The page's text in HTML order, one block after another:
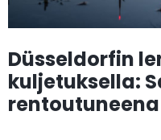
Düsseldorfin
kuljetuksella:
rentoutuneena